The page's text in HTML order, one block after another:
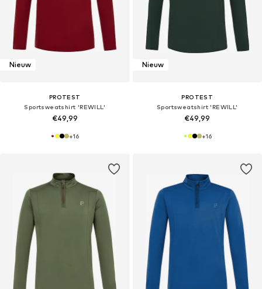
Nieuw
PROTEST
Sportsweatshirt 'REWILL'
€49,99
+16
Nieuw
PROTEST
Sportsweatshirt 'REWILL'
€49,99
+16